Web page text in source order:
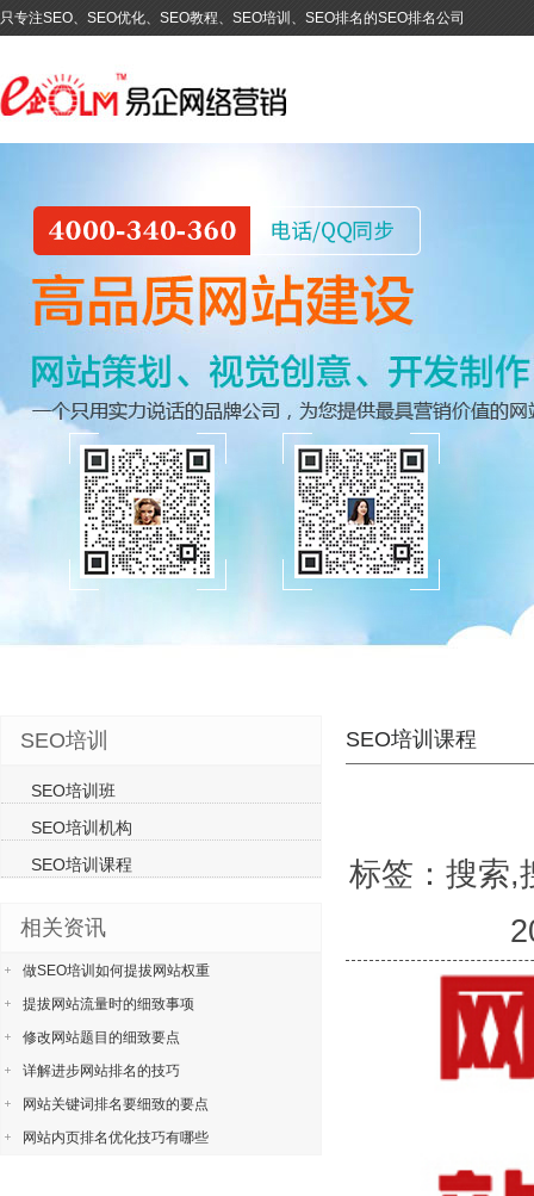
只专注SEO、SEO优化、SEO教程、SEO培训、SEO排名的SEO排名公司
SEO培训课程
标签：搜索,
SEO培训
SEO培训班
SEO培训机构
SEO培训课程
相关资讯
做SEO培训如何提拔网站权重
提拔网站流量时的细致事项
修改网站题目的细致要点
详解进步网站排名的技巧
网站关键词排名要细致的要点
网站内页排名优化技巧有哪些